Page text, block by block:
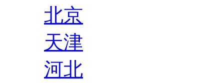
北京
天津
河北